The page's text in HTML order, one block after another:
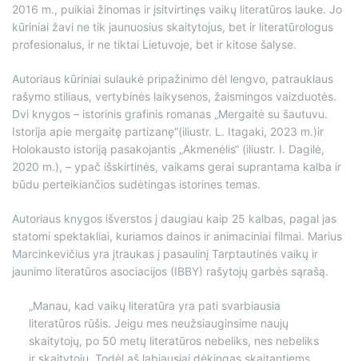
2016 m., puikiai žinomas ir įsitvirtinęs vaikų literatūros lauke. Jo
kūriniai žavi ne tik jaunuosius skaitytojus, bet ir literatūrologus
profesionalus, ir ne tiktai Lietuvoje, bet ir kitose šalyse.
Autoriaus kūriniai sulaukė pripažinimo dėl lengvo, patrauklaus
rašymo stiliaus, vertybinės laikysenos, žaismingos vaizduotės.
Dvi knygos – istorinis grafinis romanas „Mergaitė su šautuvu.
Istorija apie mergaitę partizanę“(iliustr. L. Itagaki, 2023 m.)ir
Holokausto istoriją pasakojantis „Akmenėlis“ (iliustr. I. Dagilė,
2020 m.), – ypač išskirtinės, vaikams gerai suprantama kalba ir
būdu perteikiančios sudėtingas istorines temas.
Autoriaus knygos išverstos į daugiau kaip 25 kalbas, pagal jas
statomi spektakliai, kuriamos dainos ir animaciniai filmai. Marius
Marcinkevičius yra įtraukas į pasaulinį Tarptautinės vaikų ir
jaunimo literatūros asociacijos (IBBY) rašytojų garbės sąrašą.
„Manau, kad vaikų literatūra yra pati svarbiausia
literatūros rūšis. Jeigu mes neužsiauginsime naujų
skaitytojų, po 50 metų literatūros nebeliks, nes nebeliks